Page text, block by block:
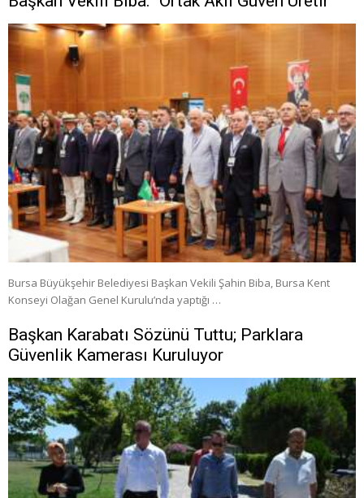
Bursa Büyükşehir Belediyesi Başkan Vekili Şahin Biba, Bursa Kent
Konseyi Olağan Genel Kurulu’nda yaptığı …
Başkan Karabatı Sözünü Tuttu; Parklara
Güvenlik Kamerası Kuruluyor